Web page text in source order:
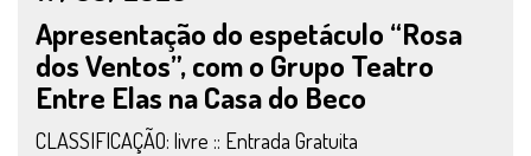
Apresentação do espetáculo “Rosa
dos Ventos”, com o Grupo Teatro
Entre Elas na Casa do Beco
CLASSIFICAÇÃO: livre :: Entrada Gratuita